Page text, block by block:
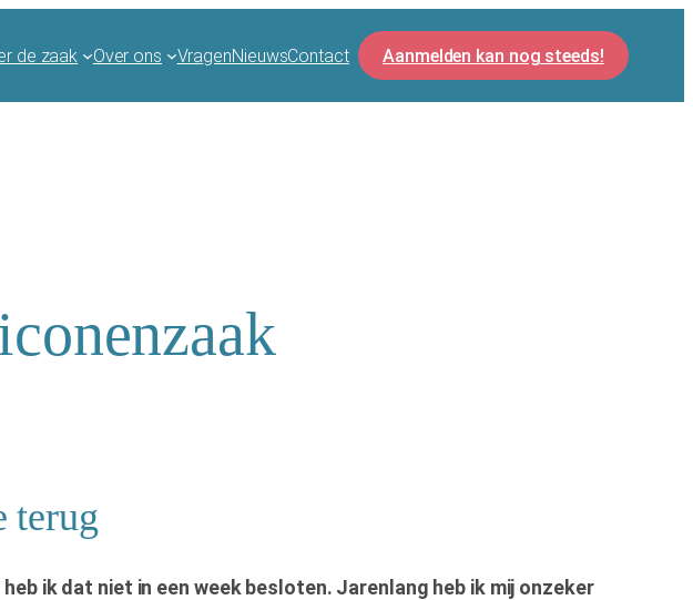
de zaak Over ons VragenNieuwsContact Aanmelden kan nog steeds!
terug
ik dat niet in een week besloten. Jarenlang heb ik mij onzeker